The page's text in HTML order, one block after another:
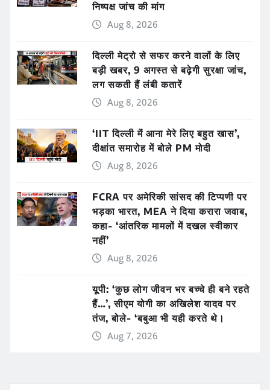
निष्पक्ष जांच की मांग
Aug 8, 2026
दिल्ली मेट्रो से सफर करने वालों के लिए
बड़ी खबर, 9 अगस्त से बढ़ेगी सुरक्षा जांच,
लग सकती हैं लंबी कतारें
Aug 8, 2026
‘IIT दिल्ली में आना मेरे लिए बहुत खास’,
दीक्षांत समारोह में बोले PM मोदी
Aug 8, 2026
FCRA पर अमेरिकी सांसद की टिप्पणी पर
भड़का भारत, MEA ने दिया करारा जवाब,
कहा- ‘आंतरिक मामलों में दखल स्वीकार
नहीं’
Aug 8, 2026
यूपी: ‘कुछ लोग जीवन भर बच्चे ही बने रहते
हैं…’, सीएम योगी का अखिलेश यादव पर
तंज, बोले- ‘बबुआ भी यही करते थे।
Aug 7, 2026